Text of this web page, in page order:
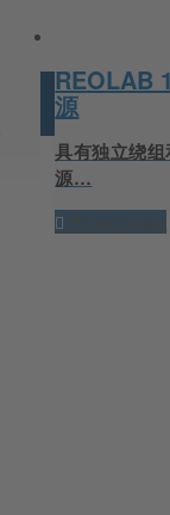
REOLAB
源
具有独立绕
源…